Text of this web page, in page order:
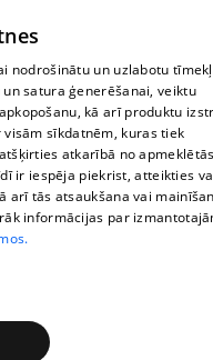
nodrošinātu un uzlabotu
satura ģenerēšanai, veiktu
kā arī produktu
sīkdatnēm, kuras tiek
atkarībā no
ir iespēja piekrist, atteikties
arī tās atsaukšana vai
informācijas par